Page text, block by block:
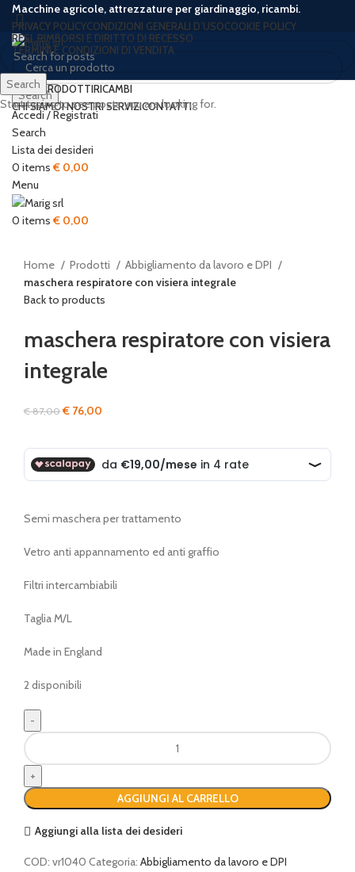
Macchine agricole, attrezzature per giardinaggio, ricambi.
PRIVACY POLICYCONDIZIONI GENERALI D’USOCOOKIE POLICY
RESI, RIMBORSI E DIRITTO DI RECESSO
TERMINI E CONDIZIONI DI VENDITA
Search
Accedi / Registrati
Search
Lista dei desideri
0 items € 0,00
Menu
0 items € 0,00
HOME PRODOTTIRICAMBI
CHI SIAMOI NOSTRI SERVIZICONTATTI
-13%
Click to enlarge
Home Prodotti
Abbigliamento da lavoro e DPI
maschera respiratore con visiera integrale
Back to products
maschera respiratore con visiera
integrale
€87,00Il
era:
€ 87,00.
€ 76,00
è:
€ 76,00.
Semi maschera per trattamento
Vetro anti appannamento ed anti graffio
Filtri intercambiabili
Taglia M/L
Made in England
2 disponibili
maschera
respiratore
con
visiera
integrale
quantità
AGGIUNGI AL CARRELLO
Aggiungi alla lista dei desideri
COD: vr1040 Categoria: Abbigliamento da lavoro e DPI
Search
Start typing to see posts you are looking for.